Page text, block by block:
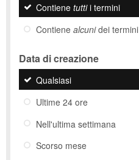
Contiene tuttii termini
Contiene alcunidei termini
Data di creazione
Qualsiasi
Ultime 24 ore
Nell'ultima settimana
Scorso mese